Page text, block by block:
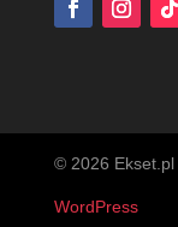
© 2026 Ekset.pl
WordPress